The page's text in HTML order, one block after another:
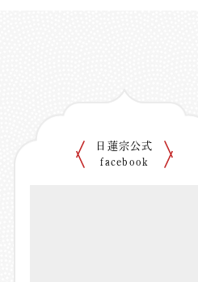
日蓮宗公式
facebook